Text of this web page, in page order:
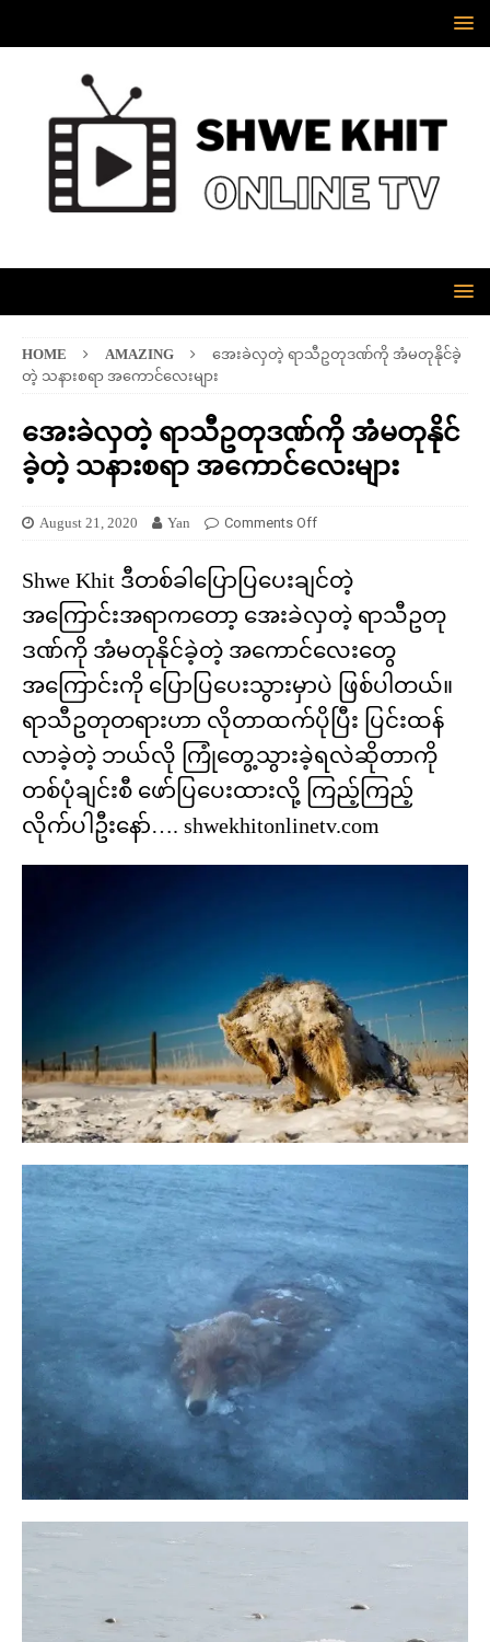
HOME AMAZING
အေးခဲလှတဲ့ ရာသီဥတုဒဏ်ကို အံမတုနိုင်ခဲ့
တဲ့ သနားစရာ အကောင်လေးများ
အေးခဲလှတဲ့ ရာသီဥတုဒဏ်ကို အံမတုနိုင်
ခဲ့တဲ့ သနားစရာ အကောင်လေးများ
August 21, 2020 Yan Comments Off
Shwe Khit ဒီတစ်ခါပြောပြပေးချင်တဲ့
အကြောင်းအရာကတော့ အေးခဲလှတဲ့ ရာသီဥတု
ဒဏ်ကို အံမတုနိုင်ခဲ့တဲ့ အကောင်လေးတွေ
အကြောင်းကို ပြောပြပေးသွားမှာပဲ ဖြစ်ပါတယ်။
ရာသီဥတုတရားဟာ လိုတာထက်ပိုပြီး ပြင်းထန်
လာခဲ့တဲ့ ဘယ်လို ကြုံတွေ့သွားခဲ့ရလဲဆိုတာကို
တစ်ပုံချင်းစီ ဖော်ပြပေးထားလို့ ကြည့်ကြည့်
လိုက်ပါဦးနော်…. shwekhitonlinetv.com